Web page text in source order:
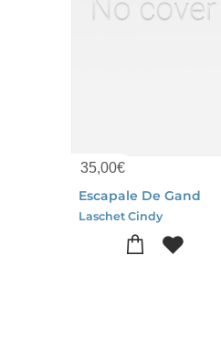
35,00€
Escapale De Gand
Laschet Cindy